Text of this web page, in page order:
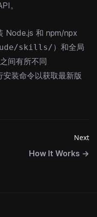
。
Node.js 和 npm/npx
skills/）和全局
间有所不同
装命令以获取最新版
Next
How It Works →